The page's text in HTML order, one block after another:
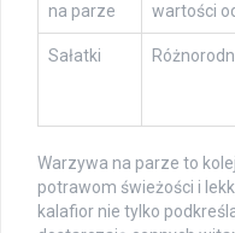
na parze
wartości
Sałatki
Warzywa na parze to
potrawom świeżości i
kalafior nie tylko